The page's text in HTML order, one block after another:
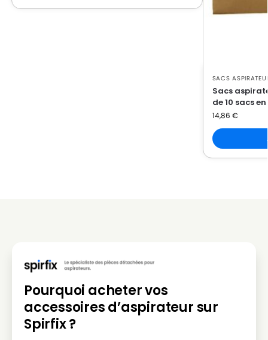
BESTRON
BESTRON DVC 1500 (Série)
BESTRON
BESTRON DYL 1500
BESTRON
SACS
Sacs
de 10 sacs
14,86 €
Pourquoi acheter vos
accessoires d’aspirateur sur
Spirfix ?